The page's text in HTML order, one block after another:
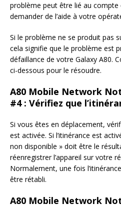
problème peut être lié au compte
demander de l’aide à votre
Si le problème ne se produit pas
cela signifie que le problème est
défaillance de votre Galaxy A80.
ci-dessous pour le résoudre.
A80 Mobile Network
#4 : Vérifiez que
Si vous êtes en déplacement,
est activée. Si l’itinérance est
non disponible » doit être le
réenregistrer l’appareil sur votre
Normalement, une fois
être rétabli.
A80 Mobile Network